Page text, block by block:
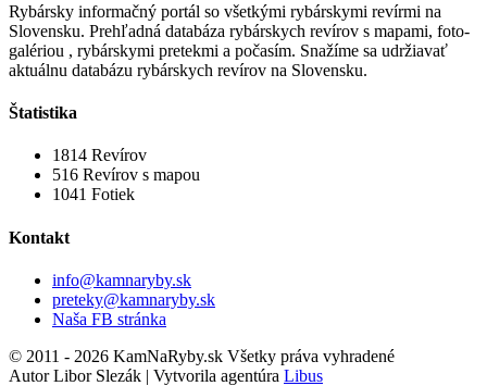
Rybársky informačný portál so všetkými rybárskymi revírmi na
Slovensku. Prehľadná databáza rybárskych revírov s mapami, foto-
galériou , rybárskymi pretekmi a počasím. Snažíme sa udržiavať
aktuálnu databázu rybárskych revírov na Slovensku.
Štatistika
1814 Revírov
516 Revírov s mapou
1041 Fotiek
Kontakt
info@kamnaryby.sk
preteky@kamnaryby.sk
Naša FB stránka
© 2011 - 2026 KamNaRyby.sk Všetky práva vyhradené
Autor Libor Slezák | Vytvorila agentúra Libus